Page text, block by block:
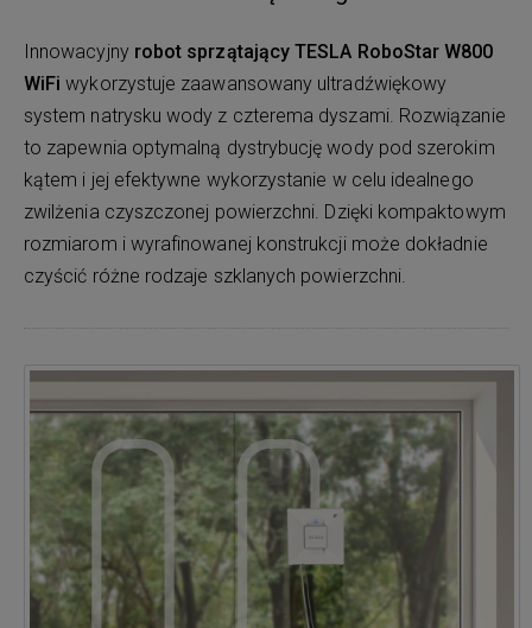
Innowacyjny robot sprzątający TESLA RoboStar W800
WiFi wykorzystuje zaawansowany ultradźwiękowy
system natrysku wody z czterema dyszami. Rozwiązanie
to zapewnia optymalną dystrybucję wody pod szerokim
kątem i jej efektywne wykorzystanie w celu idealnego
zwilżenia czyszczonej powierzchni. Dzięki kompaktowym
rozmiarom i wyrafinowanej konstrukcji może dokładnie
czyścić różne rodzaje szklanych powierzchni.